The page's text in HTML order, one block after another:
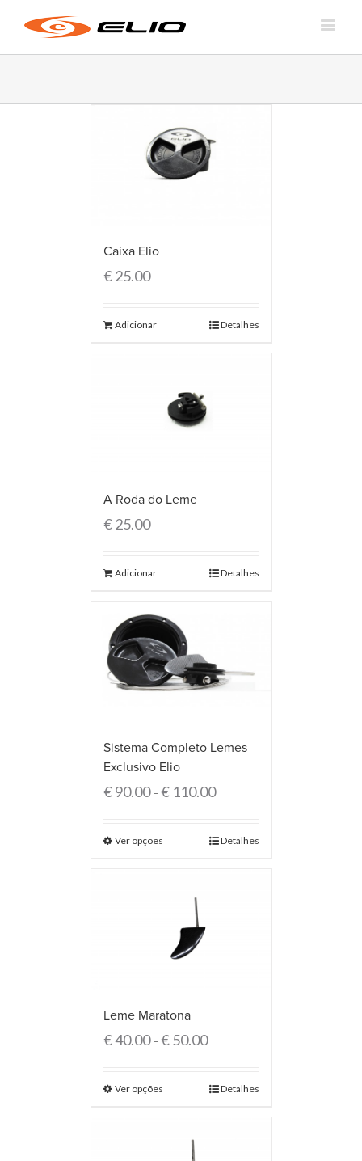
Caixa Elio
€25.00
Adicionar Detalhes
A Roda do Leme
€25.00
Adicionar Detalhes
Sistema Completo Lemes
Exclusivo Elio
€90.00–€110.00
Ver opções Detalhes
Leme Maratona
€40.00–€50.00
Ver opções Detalhes